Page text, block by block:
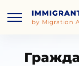
by Migration